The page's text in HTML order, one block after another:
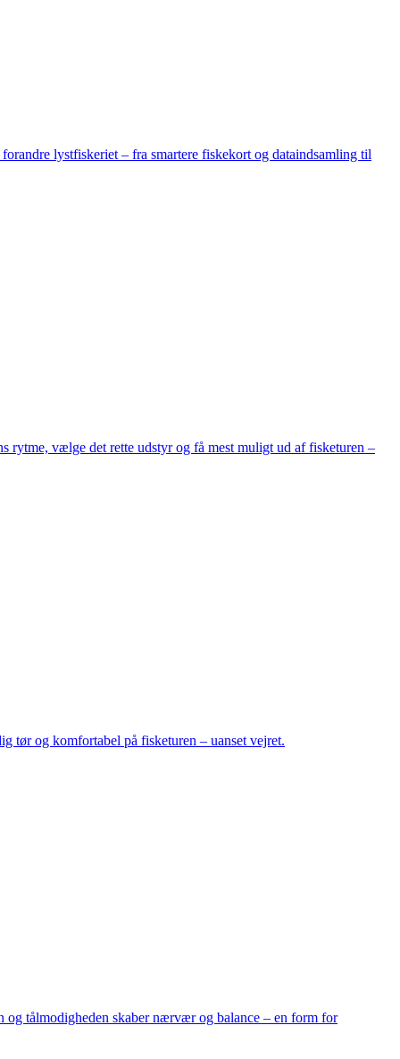
lystfiskeriet – fra smartere fiskekort og dataindsamling til
rytme, vælge det rette udstyr og få mest muligt ud af fisketuren –
tør og komfortabel på fisketuren – uanset vejret.
og tålmodigheden skaber nærvær og balance – en form for